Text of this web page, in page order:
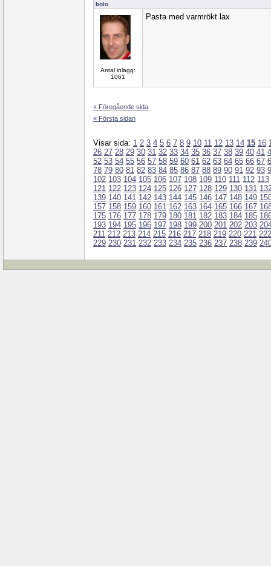
bolo
Antal inlägg:
1061
Pasta med varmrökt lax
« Föregående sida
« Första sidan
Visar sida: 1 2 3 4 5 6 7 8 9 10 11 12 13 14 15 16
26 27 28 29 30 31 32 33 34 35 36 37 38 39 40 41
52 53 54 55 56 57 58 59 60 61 62 63 64 65 66 67
78 79 80 81 82 83 84 85 86 87 88 89 90 91 92 93
102 103 104 105 106 107 108 109 110 111 112 113
121 122 123 124 125 126 127 128 129 130 131
139 140 141 142 143 144 145 146 147 148 149
157 158 159 160 161 162 163 164 165 166 167
175 176 177 178 179 180 181 182 183 184 185
193 194 195 196 197 198 199 200 201 202 203
211 212 213 214 215 216 217 218 219 220 221 222
229 230 231 232 233 234 235 236 237 238 239